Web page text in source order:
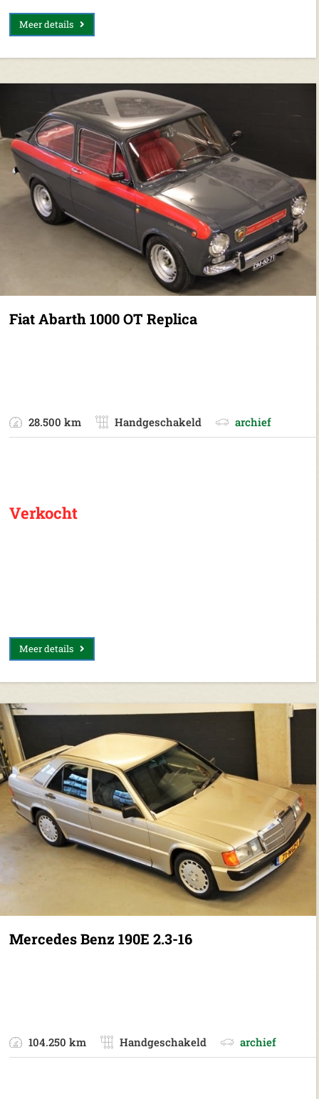
Meer details
Fiat Abarth 1000 OT Replica
28.500 km Handgeschakeld archief
Verkocht
Meer details
Mercedes Benz 190E 2.3-16
104.250 km Handgeschakeld archief